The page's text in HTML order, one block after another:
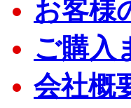
お客様
ご購入
会社概